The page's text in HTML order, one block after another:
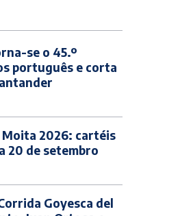
se o 45.º
português e corta
2026: cartéis
20 de setembro
Goyesca del